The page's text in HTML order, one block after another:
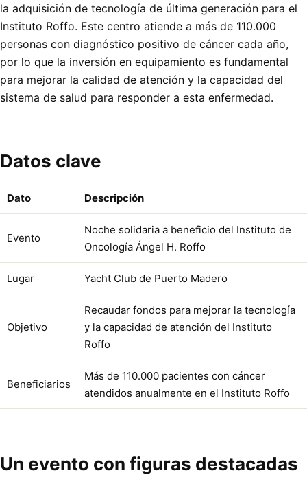
la adquisición de tecnología de última generación para el
Instituto Roffo. Este centro atiende a más de 110.000
personas con diagnóstico positivo de cáncer cada año,
por lo que la inversión en equipamiento es fundamental
para mejorar la calidad de atención y la capacidad del
sistema de salud para responder a esta enfermedad.
Datos clave
Dato Descripción
Evento
Noche solidaria a beneficio del Instituto de
Oncología Ángel H. Roffo
Lugar Yacht Club de Puerto Madero
Objetivo
Recaudar fondos para mejorar la tecnología
y la capacidad de atención del Instituto
Roffo
Beneficiarios
Más de 110.000 pacientes con cáncer
atendidos anualmente en el Instituto Roffo
Un evento con figuras destacadas